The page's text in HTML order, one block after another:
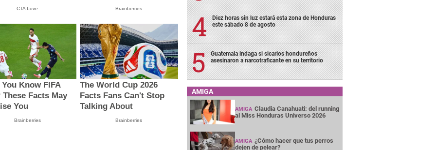
CTA Love Brainberries
Know FIFA
These Facts May
You
Brainberries
The World Cup 2026
Facts Fans Can't Stop
Talking About
Brainberries
Diez horas sin luz estará esta zona de Honduras
este sábado 8 de agosto
Guatemala indaga si sicarios hondureños
asesinaron a narcotraficante en su territorio
AMIGA
AMIGA Claudia Canahuati: del running
al Miss Honduras Universo 2026
AMIGA ¿Cómo hacer que tus perros
dejen de pelear?